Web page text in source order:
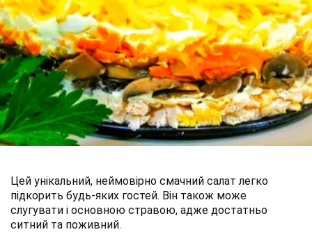
Цей унікальний, неймовірно смачний салат легко
підкорить будь-яких гостей. Він також може
слугувати і основною стравою, адже достатньо
ситний та поживний.